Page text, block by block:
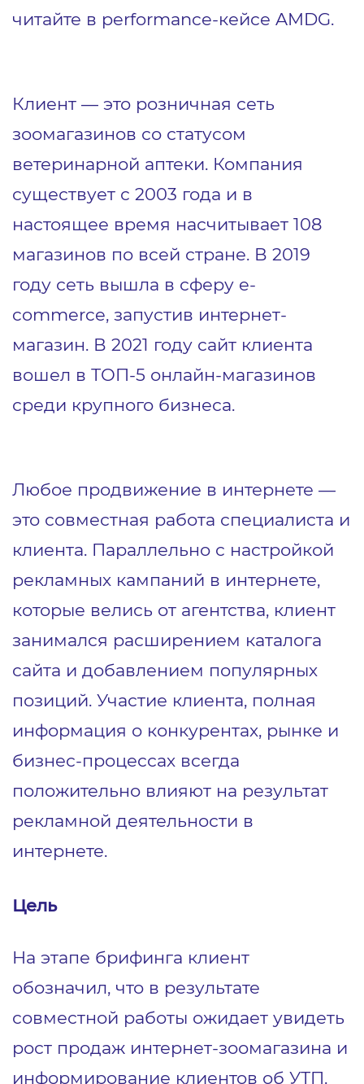
читайте в performance-кейсе AMDG.
Клиент ― это розничная сеть
зоомагазинов со статусом
ветеринарной аптеки. Компания
существует с 2003 года и в
настоящее время насчитывает 108
магазинов по всей стране. В 2019
году сеть вышла в сферу e-
commerce, запустив интернет-
магазин. В 2021 году сайт клиента
вошел в ТОП-5 онлайн-магазинов
среди крупного бизнеса.
Любое продвижение в интернете ―
это совместная работа специалиста и
клиента. Параллельно с настройкой
рекламных кампаний в интернете,
которые велись от агентства, клиент
занимался расширением каталога
сайта и добавлением популярных
позиций. Участие клиента, полная
информация о конкурентах, рынке и
бизнес-процессах всегда
положительно влияют на результат
рекламной деятельности в
интернете.
Цель
На этапе брифинга клиент
обозначил, что в результате
совместной работы ожидает увидеть
рост продаж интернет-зоомагазина и
информирование клиентов об УТП.